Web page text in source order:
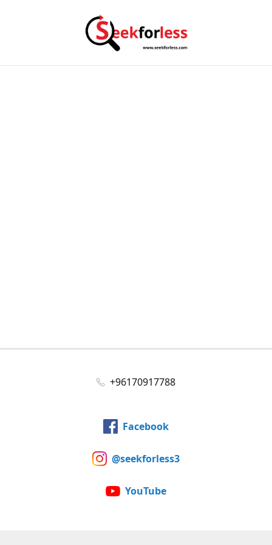
+96170917788
Facebook
@seekforless3
YouTube